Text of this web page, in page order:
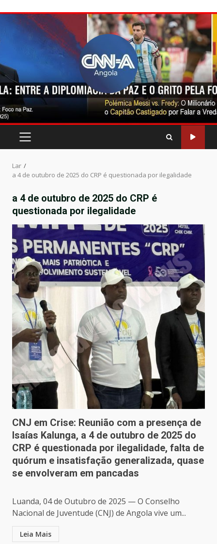
Pular
para
o
MENU
Lar
a 4 de outubro de 2025 do CRP é questionada por ilegalidade
a 4 de outubro de 2025 do CRP é
questionada por ilegalidade
CNJ em Crise: Reunião com a presença de
Isaías Kalunga, a 4 de outubro de 2025 do
CRP é questionada por ilegalidade, falta de
quórum e insatisfação generalizada, quase
se envolveram em pancadas
Luanda, 04 de Outubro de 2025 — O Conselho
Nacional de Juventude (CNJ) de Angola vive um...
Leia Mais